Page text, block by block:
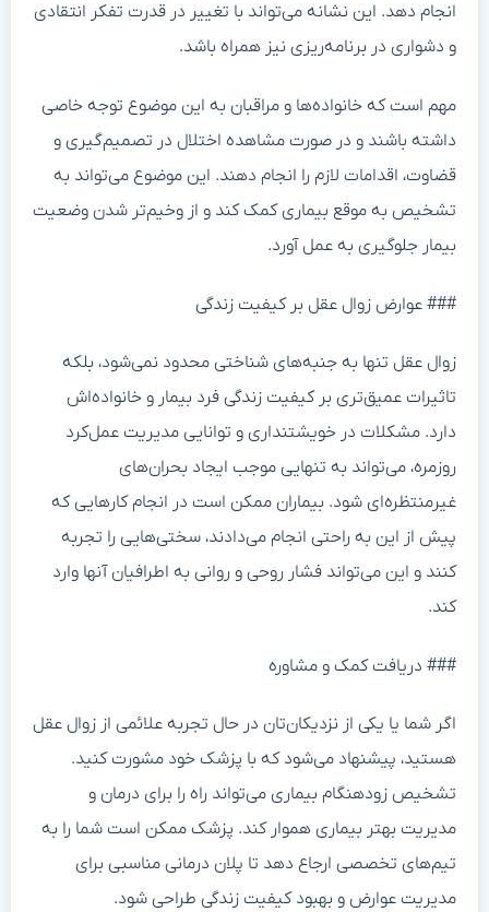
انجام دهد. این نشانه می‌تواند با تغییر در قدرت تفکر انتقادی
و دشواری در برنامه‌ریزی نیز همراه باشد.
مهم است که خانواده‌ها و مراقبان به این موضوع توجه خاصی
داشته باشند و در صورت مشاهده اختلال در تصمیم‌گیری و
قضاوت، اقدامات لازم را انجام دهند. این موضوع می‌تواند به
تشخیص به موقع بیماری کمک کند و از وخیم‌تر شدن وضعیت
بیمار جلوگیری به عمل آورد.
### عوارض زوال عقل بر کیفیت زندگی
زوال عقل تنها به جنبه‌های شناختی محدود نمی‌شود، بلکه
تاثیرات عمیق‌تری بر کیفیت زندگی فرد بیمار و خانواده‌اش
دارد. مشکلات در خویشتنداری و توانایی مدیریت عمل‌کرد
روزمره، می‌تواند به تنهایی موجب ایجاد بحران‌های
غیرمنتظره‌ای شود. بیماران ممکن است در انجام کارهایی که
پیش از این به راحتی انجام می‌دادند، سختی‌هایی را تجربه
کنند و این می‌تواند فشار روحی و روانی به اطرافیان آنها وارد
کند.
### دریافت کمک و مشاوره
اگر شما یا یکی از نزدیکان‌تان در حال تجربه علائمی از زوال عقل
هستید، پیشنهاد می‌شود که با پزشک خود مشورت کنید.
تشخیص زودهنگام بیماری می‌تواند راه را برای درمان و
مدیریت بهتر بیماری هموار کند. پزشک ممکن است شما را به
تیم‌های تخصصی ارجاع دهد تا پلان درمانی مناسبی برای
مدیریت عوارض و بهبود کیفیت زندگی طراحی شود.